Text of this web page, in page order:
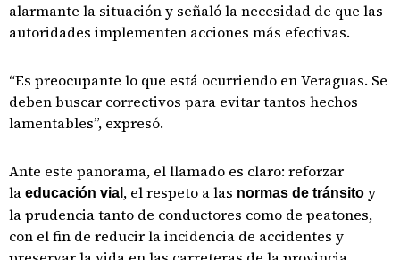
alarmante la situación y señaló la necesidad de que las
autoridades implementen acciones más efectivas.
“Es preocupante lo que está ocurriendo en Veraguas. Se
deben buscar correctivos para evitar tantos hechos
lamentables”, expresó.
Ante este panorama, el llamado es claro: reforzar
la educación vial , el respeto a las normas de tránsito y
la prudencia tanto de conductores como de peatones,
con el fin de reducir la incidencia de accidentes y